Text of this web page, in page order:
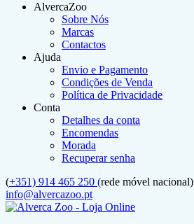
AlvercaZoo
Sobre Nós
Marcas
Contactos
Ajuda
Envio e Pagamento
Condições de Venda
Política de Privacidade
Conta
Detalhes da conta
Encomendas
Morada
Recuperar senha
(+351) 914 465 250 (rede móvel nacional)
info@alvercazoo.pt